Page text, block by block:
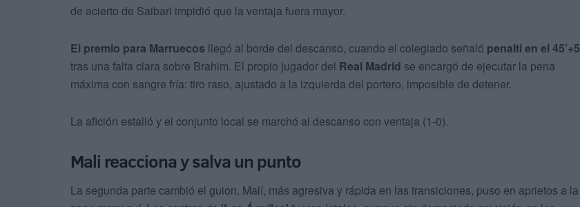
de acierto de Saibari impidió que la ventaja fuera mayor.
El premio para Marruecos llegó al borde del descanso, cuando el colegiado señaló penalti en el 45’+5
tras una falta clara sobre Brahim. El propio jugador del Real Madrid se encargó de ejecutar la pena
máxima con sangre fría: tiro raso, ajustado a la izquierda del portero, imposible de detener.
La afición estalló y el conjunto local se marchó al descanso con ventaja (1-0).
Mali reacciona y salva un punto
La segunda parte cambió el guion. Malí, más agresiva y rápida en las transiciones, puso en aprietos a la